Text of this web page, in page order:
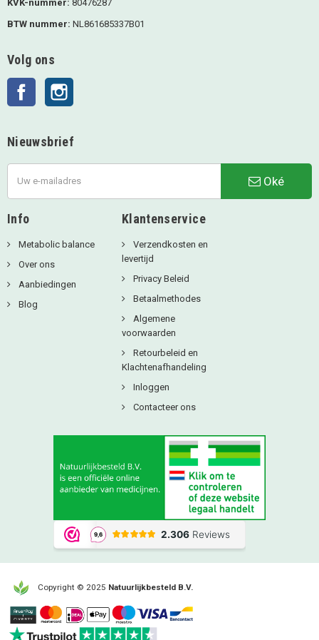
KVK-nummer: 80476287
BTW nummer: NL861685337B01
Volg ons
Facebook
Nieuwsbrief
Oké
Info
Metabolic balance
Over ons
Aanbiedingen
Blog
Klantenservice
Verzendkosten en
levertijd
Privacy Beleid
Betaalmethodes
Algemene
voorwaarden
Retourbeleid en
Klachtenafhandeling
Inloggen
Contacteer ons
Copyright © 2025 Natuurlijkbesteld B.V.